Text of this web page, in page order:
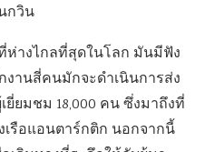
กวิน
างไกลที่สุดในโลก มันมีฟัง
านสี่คนมักจะดำเนินการส่ง
ยมชม 18,000 คน ซึ่งมาถึงที่
รือแอนตาร์กติก นอกจากนี้